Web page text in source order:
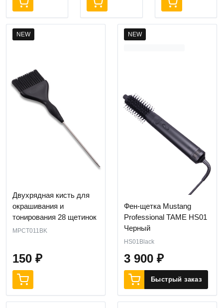
NEW
Двухрядная кисть для
окрашивания и
тонирования 28 щетинок
MPCT011BK
150 ₽
NEW
Фен-щетка Mustang
Professional TAME HS01
Черный
HS01Black
3 900 ₽
Быстрый заказ